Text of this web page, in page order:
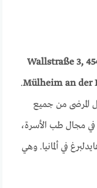
Wallstraße 3,
Mülheim an der
.
المرضى من جميع
في مجال طب الأسرة،
في ألمانيا. وهي